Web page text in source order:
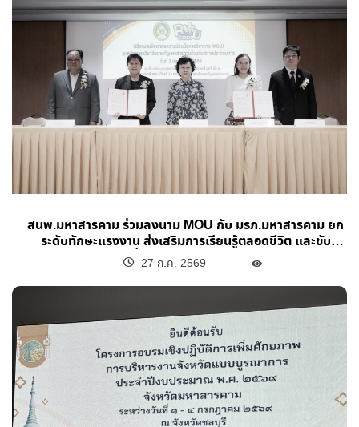
สนพ.มหาสารคาม ร่วมลงนาม MOU กับ มรภ.มหาสารคาม ยก
ระดับทักษะแรงงาน ส่งเสริมการเรียนรู้ตลอดชีวิต และขับ
เคลื่อนระบบคลังหน่วยกิต
27 ก.ค. 2569